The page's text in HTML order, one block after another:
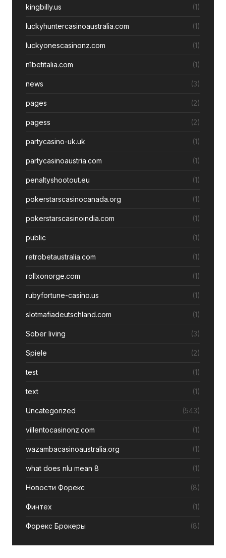
kingbilly.us (1)
luckyhuntercasinoaustralia.com (1)
luckyonescasinonz.com (1)
n1betitalia.com (1)
news (3)
pages (2)
pagess (2)
partycasino-uk.uk (1)
partycasinoaustria.com (1)
penaltyshootout.eu (1)
pokerstarscasinocanada.org (1)
pokerstarscasinoindia.com (1)
public (1)
retrobetaustralia.com (1)
rollxonorge.com (1)
rubyfortune-casino.us (1)
slotmafiadeutschland.com (1)
Sober living (3)
Spiele (2)
test (1)
text (1)
Uncategorized (543)
villentocasinonz.com (1)
wazambacasinoaustralia.org (1)
what does nlu mean 8 (1)
Новости Форекс (8)
Финтех (1)
Форекс Брокеры (8)